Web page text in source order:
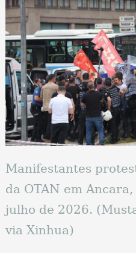
Manifestantes
da OTAN em
julho de 2026.
via Xinhua)